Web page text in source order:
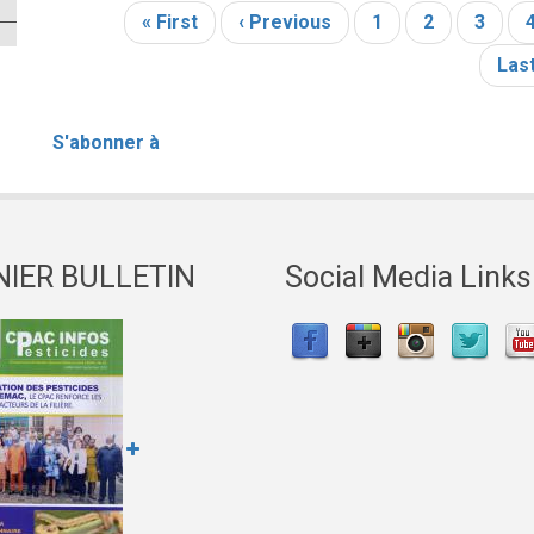
L'HOMOLOGATION
Pagination
Première
page
« First
Page
précédente
‹ Previous Page
1 Page
2
Page
3
S'abonner à
BULLETIN Social Media Links